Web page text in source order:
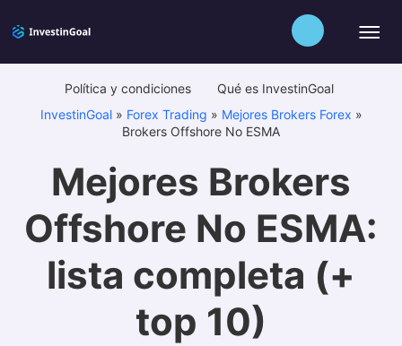
Política y condiciones
Qué es InvestinGoal
InvestinGoal» Forex Trading » Mejores Brokers Forex »
Brokers Offshore No ESMA
Mejores Brokers
Offshore No ESMA:
lista completa (+
top 10)